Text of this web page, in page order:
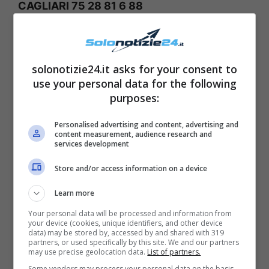
CAGLIARI 75 28 81 6 88
GENOVA 3 64 78 66 60
MILANO 31 48 47 8 37
NAPOLI 87 65 76 42 54
PALERMO 85 64 66 20 78
ROMA 61 31 45 60 20
TORINO 35 83 53 81 11
VENEZIA 17 26 45 77 61
NAZIONALE 13 49 82 80 47
Estrazioni del
Superenalotto del 26
gennaio
solonotizie24.it asks for your consent to
use your personal data for the following
purposes:
Personalised advertising and content, advertising and
content measurement, audience research and
services development
Store and/or access information on a device
Learn more
Your personal data will be processed and information from
your device (cookies, unique identifiers, and other device
data) may be stored by, accessed by and shared with 319
partners, or used specifically by this site. We and our partners
may use precise geolocation data. List of partners.